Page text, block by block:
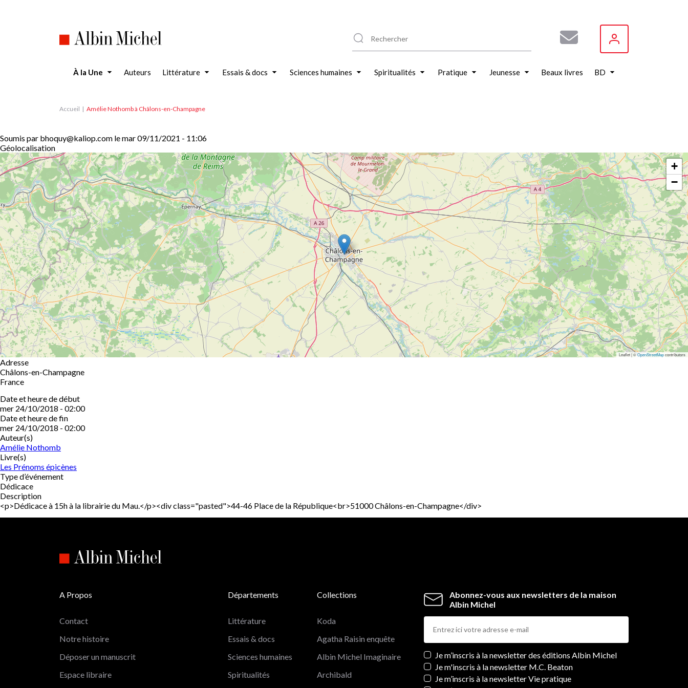
À la Une Auteurs Littérature Essais & docs Sciences humaines Spiritualités Pratique Jeunesse Beaux livres BD
Accueil Amélie Nothomb à Châlons-en-Champagne
Soumis par bhoquy@kaliop.com lemar 09/11/2021 - 11:06
Géolocalisation
+
−
Leaflet | ©OpenStreetMapcontributors
Adresse
Châlons-en-Champagne
France
Date et heure de début
mer 24/10/2018 - 02:00
Date et heure de fin
mer 24/10/2018 - 02:00
Auteur(s)
Amélie Nothomb
Livre(s)
Les Prénoms épicènes
Type d’événement
Dédicace
Description
<p>Dédicace à 15h à la librairie du Mau.</p><div class="pasted">44-46 Place de la République<br>51000 Châlons-en-Champagne</div>
Abonnez-vous aux newsletters de la maison
Albin Michel
Newsletters
Je m’inscris à la newsletter des éditions Albin Michel
Je m'inscris à la newsletter M.C. Beaton
Je m’inscris à la newsletter Vie pratique
A Propos
Contact
Notre histoire
Déposer un manuscrit
Espace libraire
Départements
Littérature
Essais & docs
Sciences humaines
Spiritualités
Collections
Koda
Agatha Raisin enquête
Albin Michel Imaginaire
Archibald